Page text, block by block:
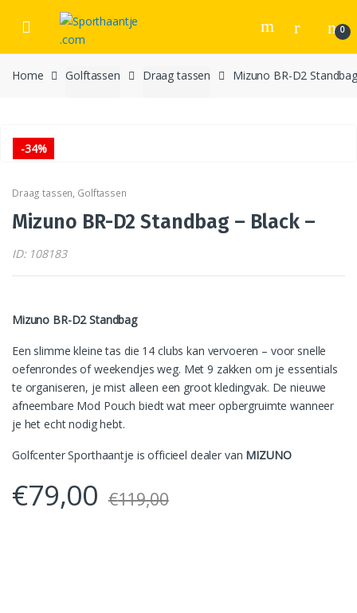
0
Home Golftassen Draag tassen Mizuno BR-D2
-34%
Draag tassen, Golftassen
Mizuno BR-D2 Standbag – Black –
ID: 108183
Mizuno BR-D2 Standbag
Een slimme kleine tas die 14 clubs kan vervoeren – voor snelle
oefenrondes of weekendjes weg. Met 9 zakken om je essentials
te organiseren, je mist alleen een groot kledingvak. De nieuwe
afneembare Mod Pouch biedt wat meer opbergruimte wanneer
je het echt nodig hebt.
Golfcenter Sporthaantje is officieel dealer van MIZUNO
€79,00 €119,00